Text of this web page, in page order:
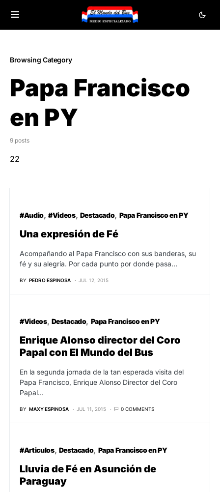
Browsing Category
Papa Francisco
en PY
9 posts
22
#Audio #Videos Destacado Papa Francisco en PY
Una expresión de Fé
Acompañando al Papa Francisco con sus banderas, su
fé y su alegría. Por cada punto por donde pasa…
BY PEDRO ESPINOSA JUL 12, 2015
#Videos Destacado Papa Francisco en PY
Enrique Alonso director del Coro
Papal con El Mundo del Bus
En la segunda jornada de la tan esperada visita del
Papa Francisco, Enrique Alonso Director del Coro
Papal…
BY MAXY ESPINOSA JUL 11, 2015 0 COMMENTS
#Articulos Destacado Papa Francisco en PY
Lluvia de Fé en Asunción de
Paraguay